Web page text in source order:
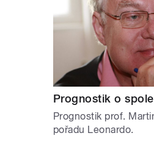
Prognostik o
Prognostik prof.
pořadu Leonardo.